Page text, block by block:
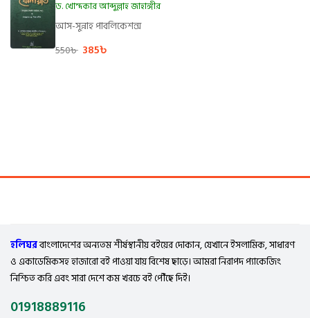
ড. খোন্দকার আব্দুল্লাহ জাহাঙ্গীর
আস-সুন্নাহ পাবলিকেশন্স
550৳ 385৳
হলিঘরবাংলাদেশের অন্যতম শীর্ষস্থানীয় বইয়ের দোকান, যেখানে ইসলামিক, সাধারণ
ও একাডেমিকসহ হাজারো বই পাওয়া যায় বিশেষ ছাড়ে। আমরা নিরাপদ প্যাকেজিং
নিশ্চিত করি এবং সারা দেশে কম খরচে বই পৌঁছে দিই।
01918889116